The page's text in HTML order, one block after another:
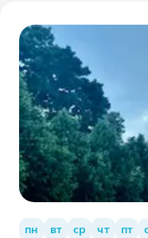
пн вт ср чт пт